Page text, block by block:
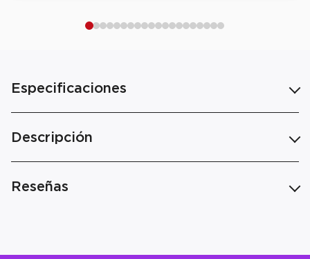
Especificaciones
Descripción
Reseñas